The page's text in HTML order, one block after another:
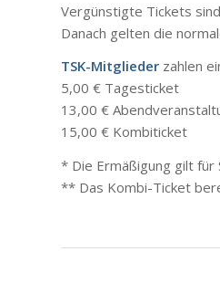
Vergünstigte Tickets
Danach gelten die
TSK-Mitglieder zahlen
5,00 € Tagesticket
13,00 €
15,00 € Kombiticket
* Die Ermäßigung gilt für
** Das Kombi-Ticket